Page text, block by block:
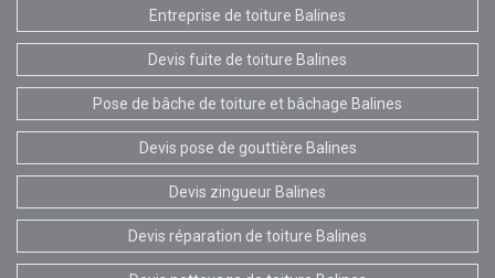
Entreprise de toiture Balines
Devis fuite de toiture Balines
Pose de bâche de toiture et bâchage Balines
Devis pose de gouttière Balines
Devis zingueur Balines
Devis réparation de toiture Balines